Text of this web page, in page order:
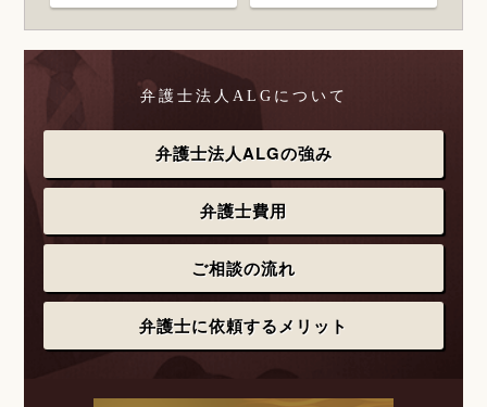
弁護士法人ALGについて
弁護士法人ALGの強み
弁護士費用
ご相談の流れ
弁護士に依頼するメリット